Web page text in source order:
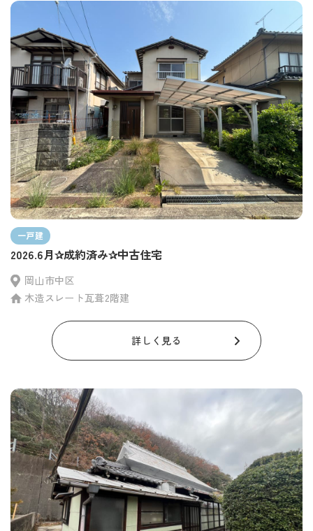
一戸建
2026.6月✰成約済み✰中古住宅
岡山市中区
木造スレート瓦葺2階建
詳しく見る